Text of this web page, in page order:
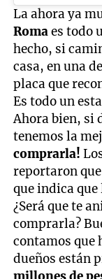
La ahora ya
Romaes todo
hecho, si
casa, en una
placa que
Es todo un
Ahora bien, si
tenemos la
comprarla!
reportaron
que indica
¿Será que te
comprarla?
contamos que
dueños están